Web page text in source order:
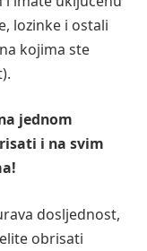
lozinke i ostali
kojima ste
jednom
i na svim
dosljednost,
obrisati